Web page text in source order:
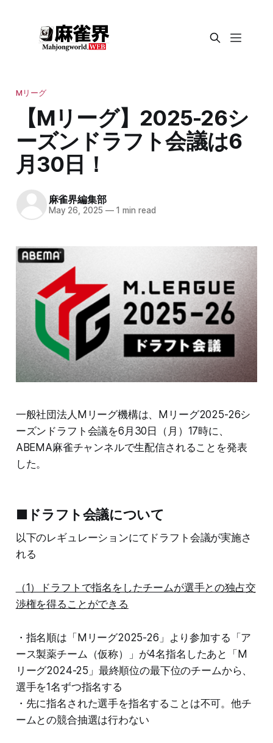
Mリーグ
【Mリーグ】2025-26シ
ーズンドラフト会議は6
月30日！
麻雀界編集部
May 26, 2025 —1 min read
一般社団法人Mリーグ機構は、Mリーグ2025-26シ
ーズンドラフト会議を6月30日（月）17時に、
ABEMA麻雀チャンネルで生配信されることを発表
した。
■ドラフト会議について
以下のレギュレーションにてドラフト会議が実施さ
れる
（1）ドラフトで指名をしたチームが選手との独占交
渉権を得ることができる
・指名順は「Mリーグ2025-26」より参加する「ア
ース製薬チーム（仮称）」が4名指名したあと「M
リーグ2024-25」最終順位の最下位のチームから、
選手を1名ずつ指名する
・先に指名された選手を指名することは不可。他チ
ームとの競合抽選は行わない